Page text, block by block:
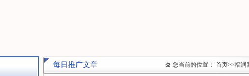
每日推广文章 您当前的位置： 首页>>福润